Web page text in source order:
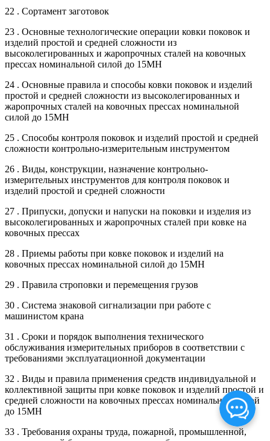
22 . Сортамент заготовок
23 . Основные технологические операции ковки поковок и
изделий простой и средней сложности из
высоколегированных и жаропрочных сталей на ковочных
прессах номинальной силой до 15МН
24 . Основные правила и способы ковки поковок и изделий
простой и средней сложности из высоколегированных и
жаропрочных сталей на ковочных прессах номинальной
силой до 15МН
25 . Способы контроля поковок и изделий простой и средней
сложности контрольно-измерительным инструментом
26 . Виды, конструкции, назначение контрольно-
измерительных инструментов для контроля поковок и
изделий простой и средней сложности
27 . Припуски, допуски и напуски на поковки и изделия из
высоколегированных и жаропрочных сталей при ковке на
ковочных прессах
28 . Приемы работы при ковке поковок и изделий на
ковочных прессах номинальной силой до 15МН
29 . Правила строповки и перемещения грузов
30 . Система знаковой сигнализации при работе с
машинистом крана
31 . Сроки и порядок выполнения технического
обслуживания измерительных приборов в соответствии с
требованиями эксплуатационной документации
32 . Виды и правила применения средств индивидуальной и
коллективной защиты при ковке поковок и изделий простой и
средней сложности на ковочных прессах номинальной силой
до 15МН
33 . Требования охраны труда, пожарной, промышленной,